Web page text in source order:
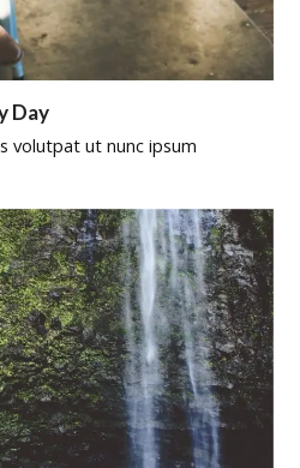
Day
volutpat ut nunc ipsum